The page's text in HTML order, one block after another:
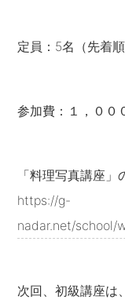
定員：5名（先着順
参加費：１，００
「料理写真講座
https://g-
nadar.net/school/
次回、初級講座は